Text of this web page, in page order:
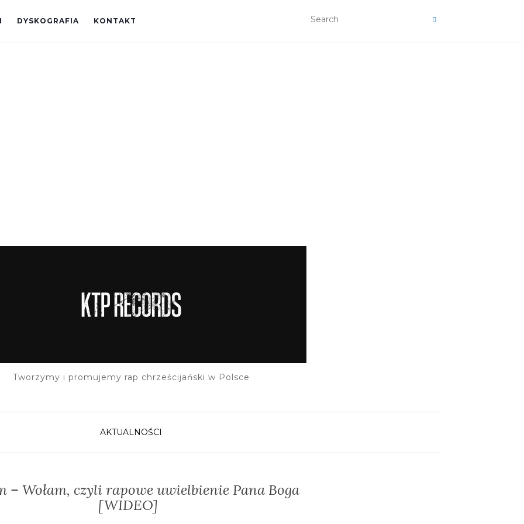
DYSKOGRAFIA KONTAKT
Tworzymy i promujemy rap chrześcijański w Polsce
AKTUALNOŚCI
– Wołam, czyli rapowe uwielbienie Pana Boga
[WIDEO]